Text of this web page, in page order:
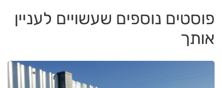
פוסטים נוספים שעשויים לעניין
אותך